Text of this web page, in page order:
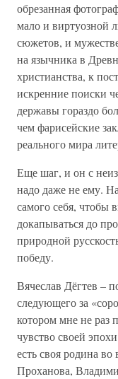
обрезанная
мало и виртуозной
сюжетов, и
на язычника в
христианства, к
искренние поиски
державы гораздо
чем фарисейские
реального мира
Еще шаг, и он с
надо даже не ему.
самого себя, чтобы
докапываться до
природной
победу.
Вячеслав Дёгтев –
следующего за
котором мне не раз
чувство своей
есть своя родина
Проханова,